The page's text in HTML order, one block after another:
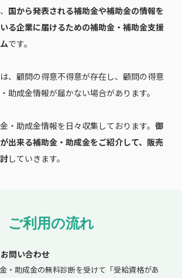
国から発表される補助金や補助金の情報を
る企業に届けるための補助金・補助金支援
です。
、顧問の得意不得意が存在し、顧問の得意
助成金情報が届かない場合があります。
・助成金情報を日々収集しております。 御
出来る補助金・助成金をご紹介して、販売
していきます。
ご利用の流れ
問い合わせ
・助成金の無料診断を受けて「受給資格があ